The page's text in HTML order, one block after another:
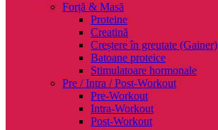
Forță & Masă
Proteine
Creatină
Creștere în greutate (Gainer)
Batoane proteice
Stimulatoare hormonale
Pre / Intra / Post-Workout
Pre-Workout
Intra-Workout
Post-Workout